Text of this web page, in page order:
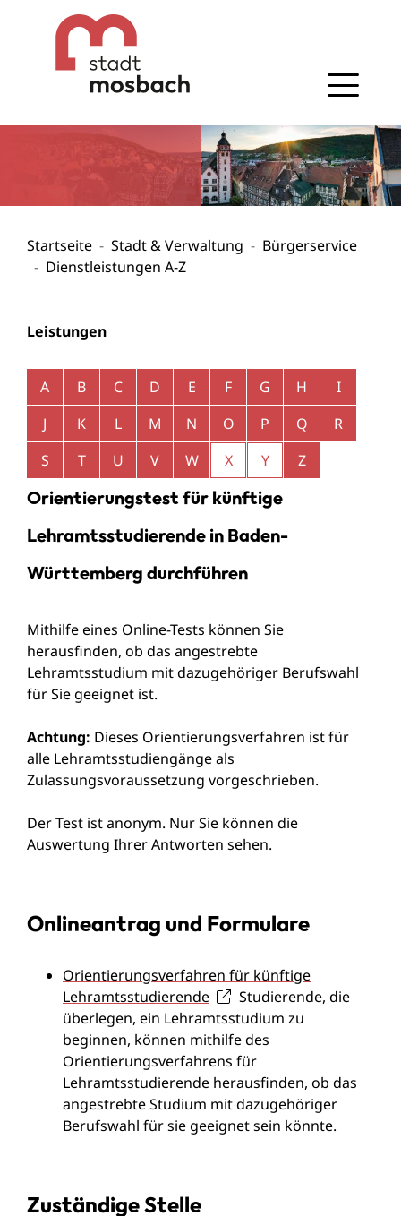
Gehe zum Navigationsbereich
Gehe zum Inhalt
Startseite Stadt & Verwaltung
Bürgerservice
Dienstleistungen A-Z
Leistungen
Alphabetisches Register überspringen
A B C D E F G H
I
J
K L M N O P Q
R
S
T U V W X Y Z
Orientierungstest für künftige
Lehramtsstudierende in Baden-
Württemberg durchführen
Mithilfe eines Online-Tests können Sie
herausfinden, ob das angestrebte
Lehramtsstudium mit dazugehöriger Berufswahl
für Sie geeignet ist.
Achtung: Dieses Orientierungsverfahren ist für
alle Lehramtsstudiengänge als
Zulassungsvoraussetzung vorgeschrieben.
Der Test ist anonym. Nur Sie können die
Auswertung Ihrer Antworten sehen.
Onlineantrag und Formulare
Orientierungsverfahren für künftige
Lehramtsstudierende
Studierende, die
überlegen, ein Lehramtsstudium zu
beginnen, können mithilfe des
Orientierungsverfahrens für
Lehramtsstudierende herausfinden, ob das
angestrebte Studium mit dazugehöriger
Berufswahl für sie geeignet sein könnte.
Zuständige Stelle